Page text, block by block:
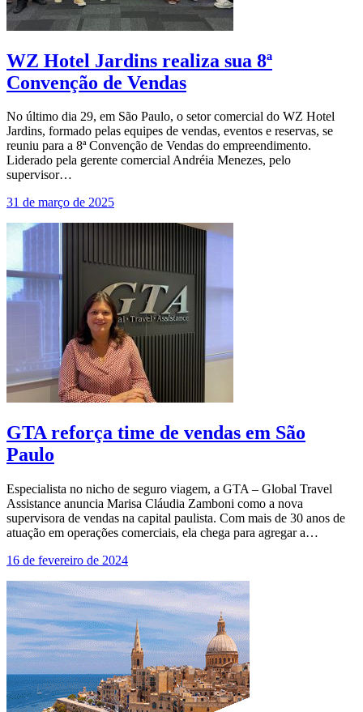
WZ Hotel Jardins realiza sua 8ª
Convenção de Vendas
No último dia 29, em São Paulo, o setor comercial do WZ Hotel
Jardins, formado pelas equipes de vendas, eventos e reservas, se
reuniu para a 8ª Convenção de Vendas do empreendimento.
Liderado pela gerente comercial Andréia Menezes, pelo
supervisor…
31 de março de 2025
GTA reforça time de vendas em São
Paulo
Especialista no nicho de seguro viagem, a GTA – Global Travel
Assistance anuncia Marisa Cláudia Zamboni como a nova
supervisora de vendas na capital paulista. Com mais de 30 anos de
atuação em operações comerciais, ela chega para agregar a…
16 de fevereiro de 2024